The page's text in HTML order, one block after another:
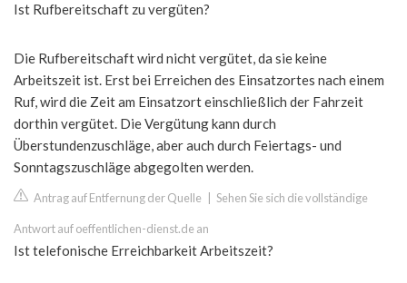
Ist Rufbereitschaft zu vergüten?
Die Rufbereitschaft wird nicht vergütet, da sie keine
Arbeitszeit ist. Erst bei Erreichen des Einsatzortes nach einem
Ruf, wird die Zeit am Einsatzort einschließlich der Fahrzeit
dorthin vergütet. Die Vergütung kann durch
Überstundenzuschläge, aber auch durch Feiertags- und
Sonntagszuschläge abgegolten werden.
Antrag auf Entfernung der Quelle Sehen Sie sich die vollständige
Antwort auf oeffentlichen-dienst.de an
Ist telefonische Erreichbarkeit Arbeitszeit?